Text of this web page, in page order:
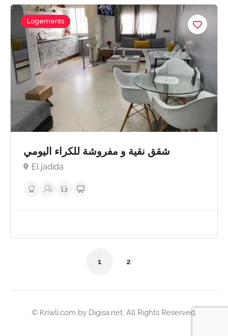
Logements
El jadida
1 2
© Kriwli.com by Digisa.net. All Rights Reserved.